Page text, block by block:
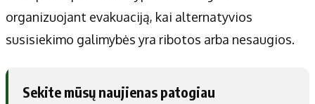
organizuojant evakuaciją, kai alternatyvios
susisiekimo galimybės yra ribotos arba nesaugios.
Sekite mūsų naujienas patogiau